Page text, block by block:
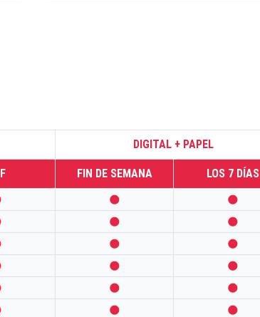
DIGITAL + PAPEL
FIN DE SEMANA
LOS 7 DÍAS
 
 
 
 
 
 